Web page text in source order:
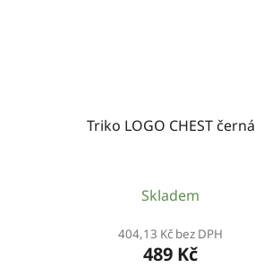
Triko LOGO CHEST černá
Skladem
404,13 Kč bez DPH
489 Kč